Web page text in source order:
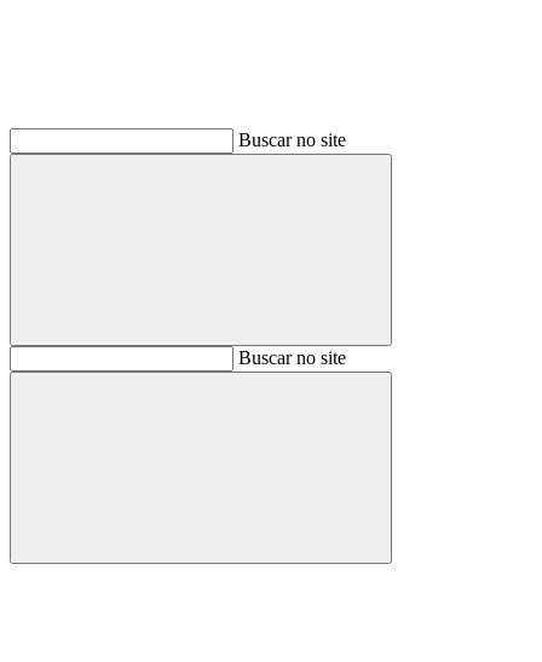
Buscar no site
BuscarBuscar no site
Buscar